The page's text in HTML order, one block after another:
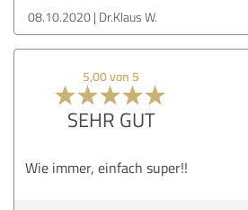
08.10.2020 Dr.Klaus W.
5,00 von 5
SEHR GUT
Wie immer, einfach super!!